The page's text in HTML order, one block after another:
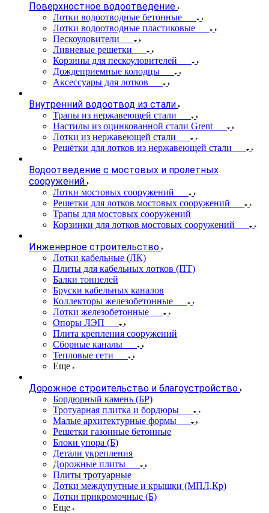
Поверхностное водоотведение
Лотки водоотводные бетонные
Лотки водоотводные пластиковые
Пескоуловители
Ливневые решетки
Корзины для пескоуловителей
Дождеприемные колодцы
Аксессуары для лотков
Внутренний водоотвод из стали
Трапы из нержавеющей стали
Настилы из оцинкованной стали Grent
Лотки из нержавеющей стали
Решётки для лотков из нержавеющей стали
Водоотведение с мостовых и пролетных
сооружений
Лотки мостовых сооружений
Решетки для лотков мостовых сооружений
Трапы для мостовых сооружений
Корзинки для лотков мостовых сооружений
Инженерное строительство
Лотки кабельные (ЛК)
Плиты для кабельных лотков (ПТ)
Балки тоннелей
Бруски кабельных каналов
Коллекторы железобетонные
Лотки железобетонные
Опоры ЛЭП
Плита крепления сооружений
Сборные каналы
Тепловые сети
Еще
Дорожное строительство и благоустройство
Бордюрный камень (БР)
Тротуарная плитка и бордюры
Малые архитектурные формы
Решетки газонные бетонные
Блоки упора (Б)
Детали укрепления
Дорожные плиты
Плиты тротуарные
Лотки междупутные и крышки (МПЛ,Кр)
Лотки прикромочные (Б)
Еще